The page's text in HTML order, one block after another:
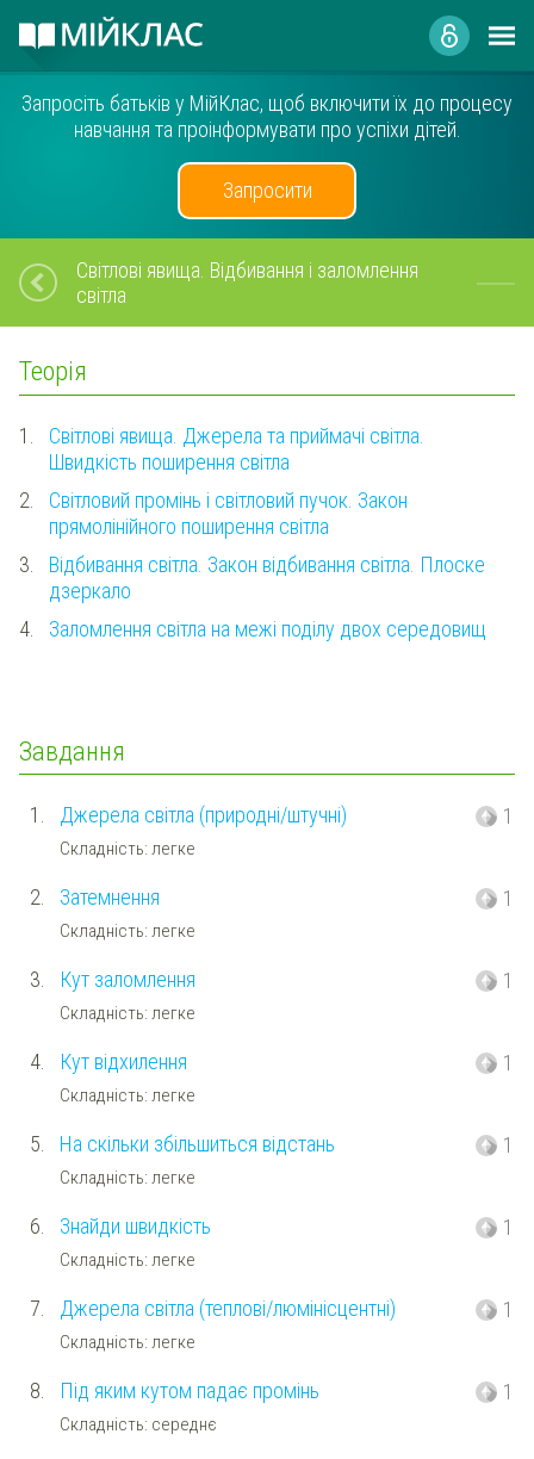
Запросіть батьків у МійКлас, щоб включити їх до процесу
навчання та проінформувати про успіхи дітей.
Запросити
Світлові явища. Відбивання і заломлення
світла
Теорія
1.
Світлові явища. Джерела та приймачі світла.
Швидкість поширення світла
2.
Світловий промінь і світловий пучок. Закон
прямолінійного поширення світла
3.
Відбивання світла. Закон відбивання світла. Плоске
дзеркало
4.
Заломлення світла на межі поділу двох середовищ
Завдання
1. Джерела світла (природні/штучні)
Складність: легке
1
2. Затемнення
Складність: легке
1
3. Кут заломлення
Складність: легке
1
4. Кут відхилення
Складність: легке
1
5. На скільки збільшиться відстань
Складність: легке
1
6. Знайди швидкість
Складність: легке
1
7. Джерела світла (теплові/люмінісцентні)
Складність: легке
1
8. Під яким кутом падає промінь
Складність: середнє
1